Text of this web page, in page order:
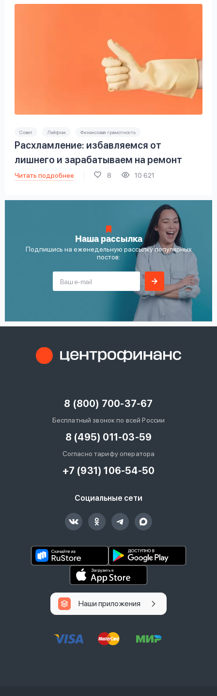
Совет Лайфхак Финансовая грамотность
Расхламление: избавляемся от
лишнего и зарабатываем на ремонт
Читать подробнее 8 10 621
Наша рассылка
Подпишись на еженедельную рассылку популярных
постов:
8 (800) 700-37-67
Бесплатный звонок по всей России
8 (495) 011-03-59
Согласно тарифу оператора
+7 (931) 106-54-50
Социальные сети
Наши приложения